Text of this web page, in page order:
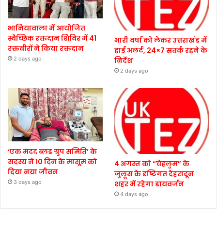
भानियावाला में आयोजित
स्वैच्छिक रक्तदान शिविर में 41
रक्तवीरों ने किया रक्तदान
2 days ago
भारी वर्षा को लेकर उत्तराखंड में
हाई अलर्ट, 24×7 सतर्क रहने के
निर्देश
2 days ago
‘एक मदद ब्लड ग्रुप समिति’ के
सदस्य ने 10 दिन के मासूम को
दिया नया जीवन
3 days ago
4 अगस्त को “चेहलुम” के
जुलूस के दृष्टिगत देहरादून
शहर में रहेगा डायवर्जन
4 days ago